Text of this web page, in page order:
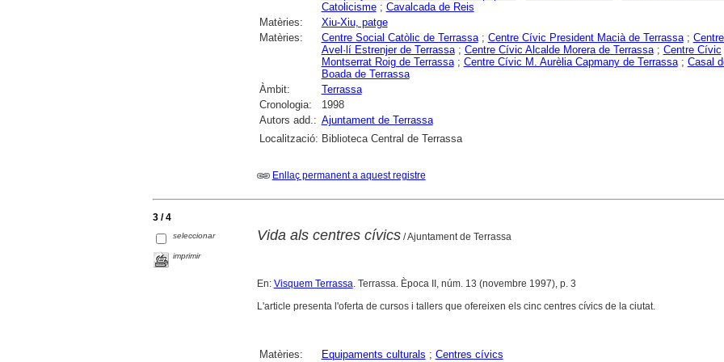
Catolicisme; Cavalcada de Reis
Matèries:
Xiu-Xiu, patge
Matèries:
Centre Social Catòlic de Terrassa; Centre Cívic President Macià de Terrassa;
Avel·lí Estrenjer de Terrassa; Centre Cívic Alcalde Morera de Terrassa; Centre Cívic
Montserrat Roig de Terrassa; Centre Cívic M. Aurèlia Capmany de Terrassa; Casal
Boada de Terrassa
Àmbit:
Terrassa
Cronologia:
1998
Autors add.: Ajuntament de Terrassa
Localització: Biblioteca Central de Terrassa
Enllaç permanent a aquest registre
3 / 4
seleccionar
imprimir
Vida als centres cívics/ Ajuntament de Terrassa
En: Visquem Terrassa. Terrassa. Època II, núm. 13 (novembre 1997), p. 3
L'article presenta l'oferta de cursos i tallers que ofereixen els cinc centres cívics de la ciutat.
Matèries: Equipaments culturals ; Centres cívics